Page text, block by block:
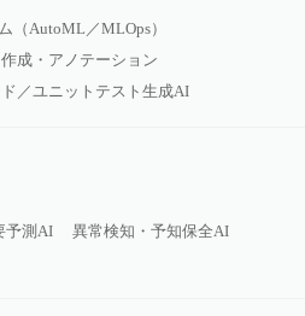
（AutoML／MLOps）
成・アノテーション
／ユニットテスト生成AI
予測AI
異常検知・予知保全AI